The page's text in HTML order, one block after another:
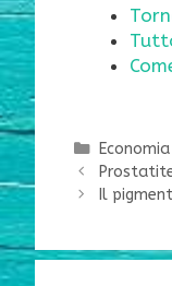
Categorie
Economia
Il